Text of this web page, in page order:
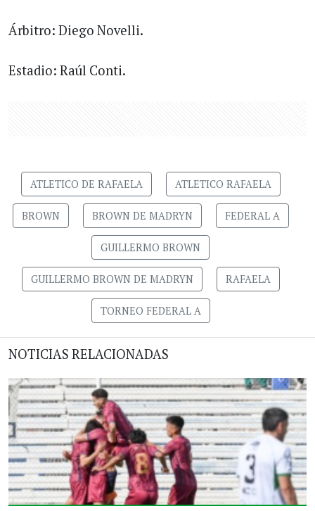
Árbitro: Diego Novelli.
Estadio: Raúl Conti.
ATLETICO DE RAFAELA ATLETICO RAFAELA
BROWN BROWN DE MADRYN FEDERAL A
GUILLERMO BROWN
GUILLERMO BROWN DE MADRYN RAFAELA
TORNEO FEDERAL A
NOTICIAS RELACIONADAS